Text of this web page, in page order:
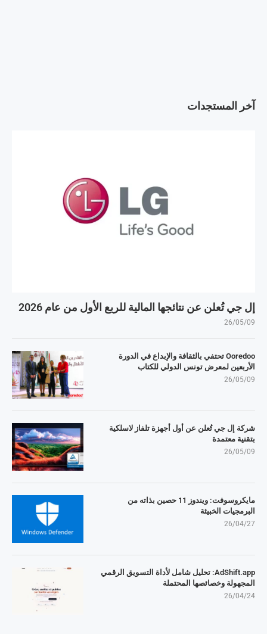
آخر المستجدات
إل جي تُعلن عن نتائجها المالية للربع الأول من عام 2026
26/05/09
Ooredoo تحتفي بالثقافة والإبداع في الدورة
الأربعين لمعرض تونس الدولي للكتاب
26/05/09
شركة إل جي تُعلن عن أول أجهزة تلفاز لاسلكية
بتقنية معتمدة
26/05/09
مايكروسوفت: ويندوز 11 حصين بذاته من
البرمجيات الخبيثة
26/04/27
AdShift.app: تحليل شامل لأداة التسويق الرقمي
المجهولة وخصائصها المحتملة
26/04/24